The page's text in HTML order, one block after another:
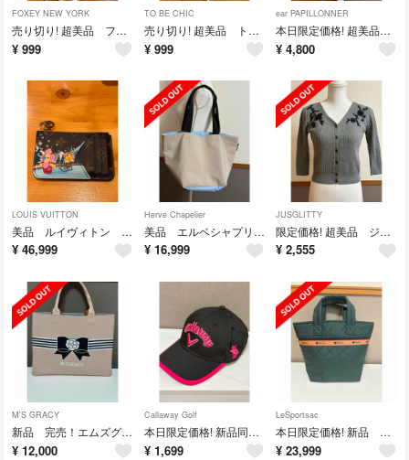
FOXEY NEW YORK
売り切り! 超美品 フォクシー リボンAライン調スカート 42
¥ 999
TO BE CHIC
売り切り! 超美品 トゥービーシック マーメイドニットスカート
¥ 999
ear PAPILLONNER
本日限定価格! 超美品 イアパピヨネ ぺったん ショルダー 縦型 ブラック
¥ 4,800
LOUIS VUITTON
美品 ルイヴィトン 限定 ヴィヴィエンヌ フラグメントケース
¥ 46,999
Herve Chapelier
美品 エルベシャプリエ925N ナイロン舟形ショルダーL
¥ 16,999
JUSGLITTY
限定価格! 超美品 ジャスグリッティ− ビジュ−カーディガン
¥ 2,555
M'S GRACY
新品 完売！エムズグレイシー リボンニットバッグ 薄ピンク
¥ 12,000
Callaway Golf
本日限定価格! 新品同様 キャロウェイ 黒×ピンク ベアーキャップ
¥ 1,699
LeSportsac
本日限定価格! 新品 レスポートサック ×神崎恵 ミディアムマルチトート
¥ 23,999